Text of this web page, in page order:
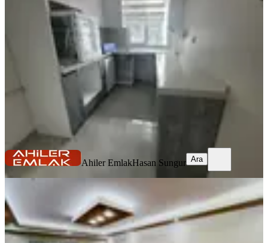
Keçiören, Ayvalı Mahallesi
2+1· 90 m² Düz Giriş (Zemin)
26.000 ₺
Hasan Sungur
Ahiler EmlakHasan Sungur Ara
Rozet Sokakta Merkezi Konumda
Bakımlı Kiralık Daire !!!
Keçiören, Ayvalı Mahallesi